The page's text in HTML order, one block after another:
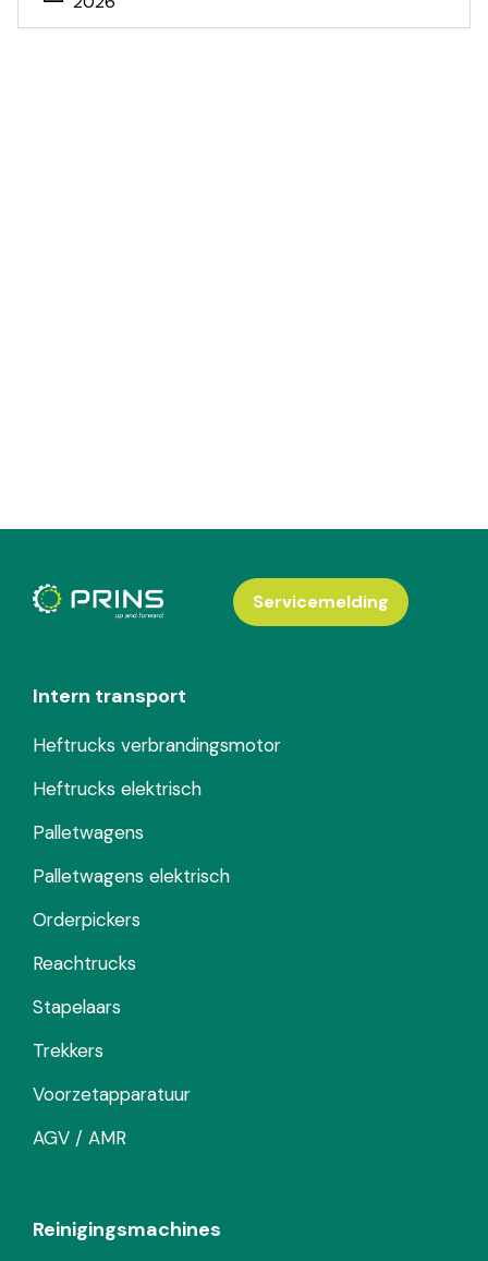
Intern transport
Heftrucks verbrandingsmotor
Heftrucks elektrisch
Palletwagens
Palletwagens elektrisch
Orderpickers
Reachtrucks
Stapelaars
Trekkers
Voorzetapparatuur
AGV / AMR
Reinigingsmachines
Servicemelding